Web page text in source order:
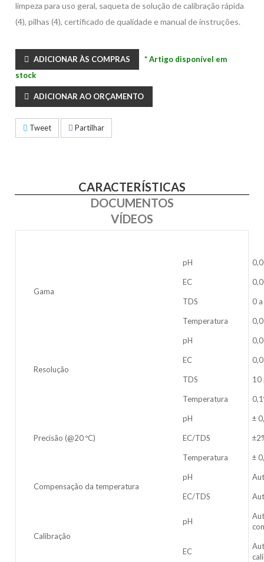
limpeza para uso geral, saqueta de solução de calibração rápida
(4), pilhas (4), certificado de qualidade e manual de instruções.
ADICIONAR ÀS COMPRAS
* Artigo disponível em
stock
ADICIONAR AO ORÇAMENTO
Tweet Partilhar
CARACTERÍSTICAS
DOCUMENTOS
VÍDEOS
Gama
pH
EC
TDS 0
Temperatura
Resolução
pH
EC
TDS 10
Temperatura
Precisão (@20 ºC)
pH ±
EC/TDS
Temperatura ±
Compensação da temperatura
pH
EC/TDS
Calibração
pH
EC